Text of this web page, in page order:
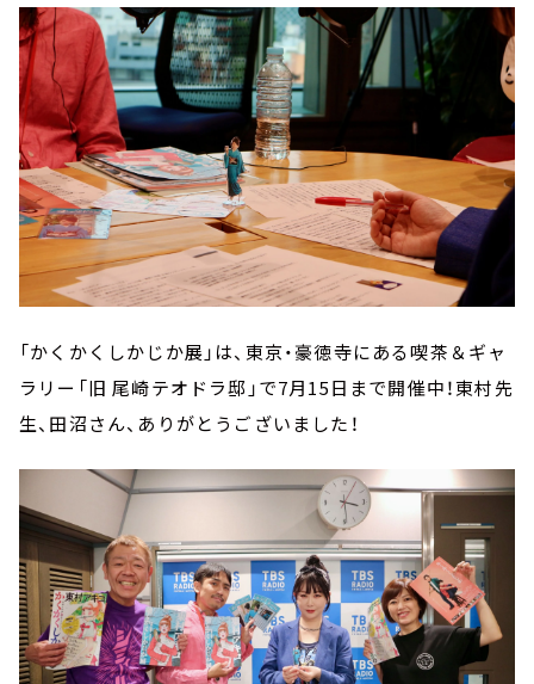
「かくかくしかじか展」は、東京・豪徳寺にある喫茶＆ギャ
ラリー「旧 尾崎テオドラ邸」で7月15日まで開催中！東村先
生、田沼さん、ありがとうございました！